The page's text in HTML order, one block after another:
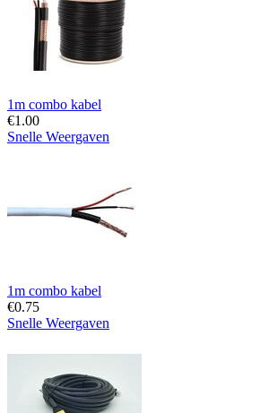
1m combo kabel
€1.00
Snelle Weergaven
1m combo kabel
€0.75
Snelle Weergaven